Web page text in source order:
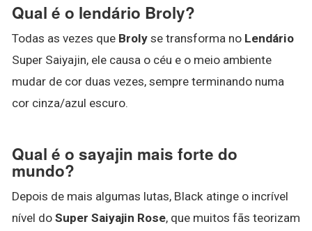
Qual é o lendário Broly?
Todas as vezes que Broly se transforma no Lendário
Super Saiyajin, ele causa o céu e o meio ambiente
mudar de cor duas vezes, sempre terminando numa
cor cinza/azul escuro.
Qual é o sayajin mais forte do
mundo?
Depois de mais algumas lutas, Black atinge o incrível
nível do Super Saiyajin Rose, que muitos fãs teorizam